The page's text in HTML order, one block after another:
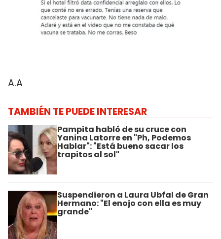
A.A
TAMBIÉN TE PUEDE INTERESAR
Pampita habló de su cruce con
Yanina Latorre en "Ph, Podemos
Hablar": "Está bueno sacar los
trapitos al sol"
Suspendieron a Laura Ubfal de Gran
Hermano: "El enojo con ella es muy
grande"